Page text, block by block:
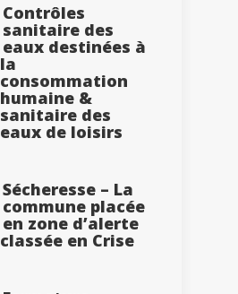
Contrôles
sanitaire des
eaux destinées à
la
consommation
humaine &
sanitaire des
eaux de loisirs
Sécheresse – La
commune placée
en zone d’alerte
classée en Crise